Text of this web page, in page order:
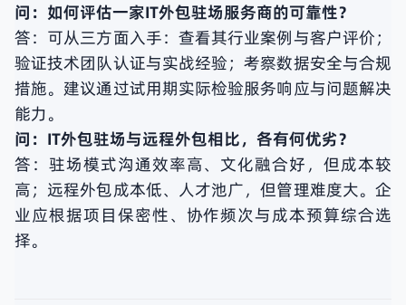
问：如何评估一家IT外包驻场服务商的可靠性？
答：可从三方面入手：查看其行业案例与客户评价；
验证技术团队认证与实战经验；考察数据安全与合规
措施。建议通过试用期实际检验服务响应与问题解决
能力。
问：IT外包驻场与远程外包相比，各有何优劣？
答：驻场模式沟通效率高、文化融合好，但成本较
高；远程外包成本低、人才池广，但管理难度大。企
业应根据项目保密性、协作频次与成本预算综合选
择。